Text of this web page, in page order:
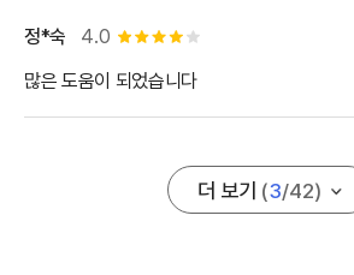
4.0 별점 4개
정*숙
많은 도움이 되었습니다
더 보기 (3/42)